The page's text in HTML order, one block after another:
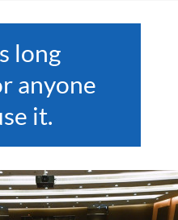
long
anyone
it.